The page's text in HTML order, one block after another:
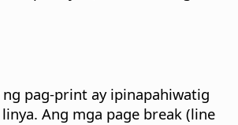
pag-print ay ipinapahiwatig
Ang mga page break (line